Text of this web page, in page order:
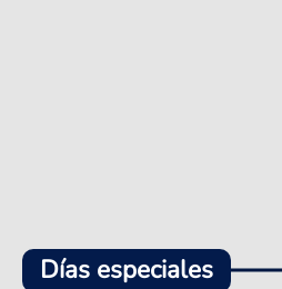
Días especiales